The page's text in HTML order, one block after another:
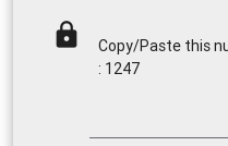
lock
Copy/Paste this
: 1247